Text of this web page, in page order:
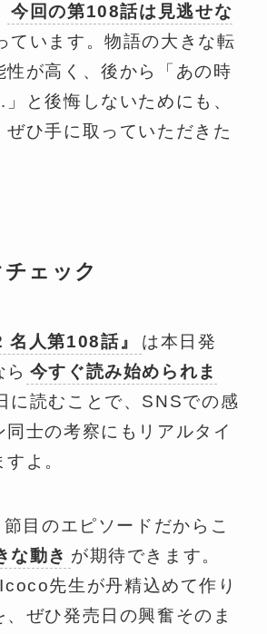
今回の第108話は見逃せな
ています。物語の大きな転
性が高く、後から「あの時
と後悔しないためにも、
ぜひ手に取っていただきた
ェック
名人第108話』
は本日発
ら 今すぐ読み始められま
に読むことで、SNSでの感
士の考察にもリアルタイ
よ。
目のエピソードだからこ
な動き が期待できます。
先生が丹精込めて作り
、ぜひ発売日の興奮そのま